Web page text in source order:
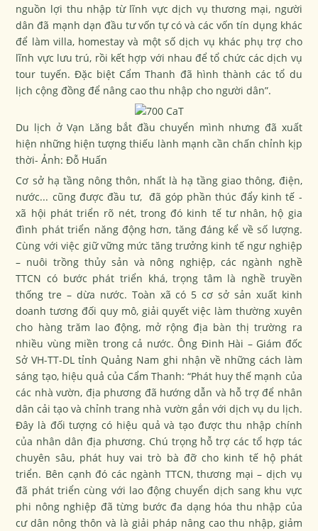
nguồn lợi thu nhập từ lĩnh vực dịch vụ thương mại, người
dân đã mạnh dạn đầu tư vốn tự có và các vốn tín dụng khác
để làm villa, homestay và một số dịch vụ khác phụ trợ cho
lĩnh vực lưu trú, rồi kết hợp với nhau để tổ chức các dịch vụ
tour tuyến. Đặc biệt Cẩm Thanh đã hình thành các tổ du
lịch cộng đồng để nâng cao thu nhập cho người dân”.
Du lịch ở Vạn Lăng bắt đầu chuyển mình nhưng đã xuất
hiện những hiện tượng thiếu lành mạnh cần chấn chỉnh kịp
thời- Ảnh: Đỗ Huấn
Cơ sở hạ tầng nông thôn, nhất là hạ tầng giao thông, điện,
nước... cũng được đầu tư, đã góp phần thúc đẩy kinh tế -
xã hội phát triển rõ nét, trong đó kinh tế tư nhân, hộ gia
đình phát triển năng động hơn, tăng đáng kể về số lượng.
Cùng với việc giữ vững mức tăng trưởng kinh tế ngư nghiệp
– nuôi trồng thủy sản và nông nghiệp, các ngành nghề
TTCN có bước phát triển khá, trọng tâm là nghề truyền
thống tre – dừa nước. Toàn xã có 5 cơ sở sản xuất kinh
doanh tương đối quy mô, giải quyết việc làm thường xuyên
cho hàng trăm lao động, mở rộng địa bàn thị trường ra
nhiều vùng miền trong cả nước. Ông Đinh Hài – Giám đốc
Sở VH-TT-DL tỉnh Quảng Nam ghi nhận về những cách làm
sáng tạo, hiệu quả của Cẩm Thanh: “Phát huy thế mạnh của
các nhà vườn, địa phương đã hướng dẫn và hỗ trợ để nhân
dân cải tạo và chỉnh trang nhà vườn gắn với dịch vụ du lịch.
Đây là đối tượng có hiệu quả và tạo được thu nhập chính
của nhân dân địa phương. Chú trọng hỗ trợ các tổ hợp tác
chuyên sâu, phát huy vai trò bà đỡ cho kinh tế hộ phát
triển. Bên cạnh đó các ngành TTCN, thương mại – dịch vụ
đã phát triển cùng với lao động chuyển dịch sang khu vực
phi nông nghiệp đã từng bước đa dạng hóa thu nhập của
cư dân nông thôn và là giải pháp nâng cao thu nhập, giảm